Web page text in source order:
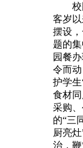
校园
客岁
摆设
题的
园餐
令而
护学
食材
采购
的“三
厨亮
治，